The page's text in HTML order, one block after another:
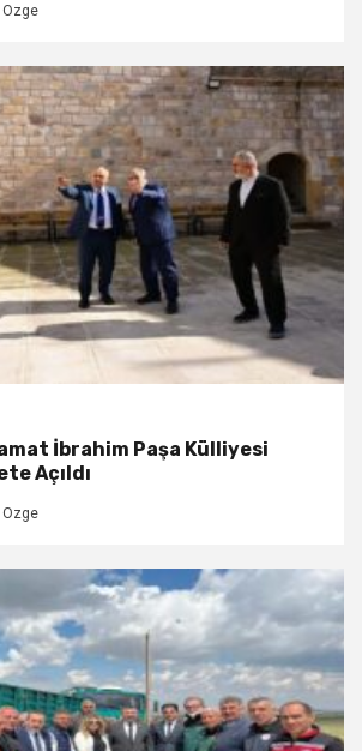
Ozge
İbrahim Paşa Külliyesi
Açıldı
Ozge